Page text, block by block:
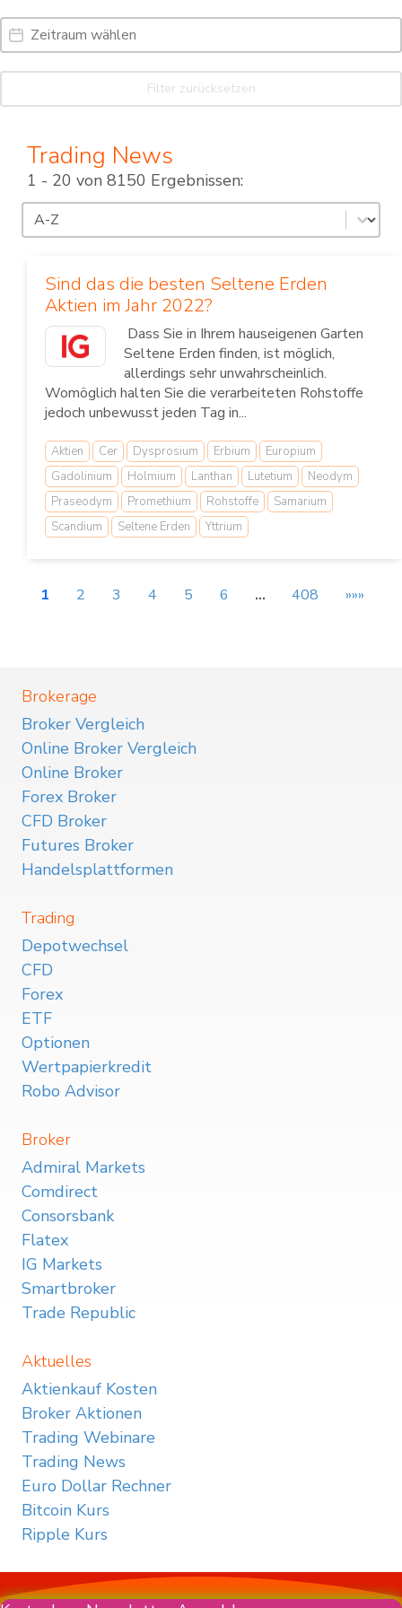
Date Range
Date
Filter zurücksetzen
Trading News
1 - 20 von 8150 Ergebnissen:
Sortierung
Sort content
Sind das die besten Seltene Erden
Aktien im Jahr 2022?
Dass Sie in Ihrem hauseigenen Garten
Seltene Erden finden, ist möglich,
allerdings sehr unwahrscheinlich.
Womöglich halten Sie die verarbeiteten Rohstoffe
jedoch unbewusst jeden Tag in...
Aktien Cer Dysprosium Erbium
Europium
Gadolinium
Holmium Lanthan Lutetium
Neodym
Praseodym
Promethium Rohstoffe
Samarium
Scandium
Seltene Erden Yttrium
1 2 3 4 5 6 … 408 »»»
Brokerage
Broker Vergleich
Online Broker Vergleich
Online Broker
Forex Broker
CFD Broker
Futures Broker
Handelsplattformen
Trading
Depotwechsel
CFD
Forex
ETF
Optionen
Wertpapierkredit
Robo Advisor
Broker
Admiral Markets
Comdirect
Consorsbank
Flatex
IG Markets
Smartbroker
Trade Republic
Aktuelles
Aktienkauf Kosten
Broker Aktionen
Trading Webinare
Trading News
Euro Dollar Rechner
Bitcoin Kurs
Ripple Kurs